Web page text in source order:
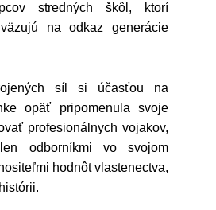
stredných škôl, ktorí
na odkaz generácie
síl si účasťou na
opäť pripomenula svoje
profesionálnych vojakov,
odborníkmi vo svojom
hodnôt vlastenectva,